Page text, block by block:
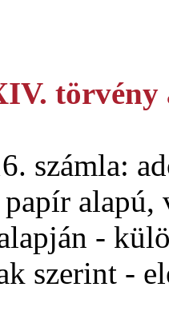
számla:
alapú,
-
szerint -